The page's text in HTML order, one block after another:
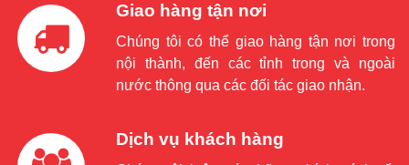
Giao hàng tận nơi
Chúng tôi có thể giao hàng tận nơi trong
nội thành, đến các tỉnh trong và ngoài
nước thông qua các đối tác giao nhận.
Dịch vụ khách hàng